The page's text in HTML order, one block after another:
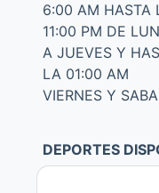
6:00 AM HASTA
11:00 PM DE
A JUEVES Y
LA 01:00 AM
VIERNES Y
DEPORTES